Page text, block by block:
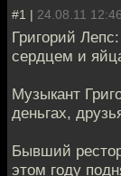
#1 | 24.08.11 12:46
Григорий
сердцем и
Музыкант
деньгах,
Бывший
этом году